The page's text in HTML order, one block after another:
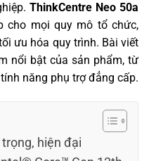
ThinkCentre Neo 50a
cho mọi quy mô tổ chức,
ưu hóa quy trình. Bài viết
nổi bật của sản phẩm, từ
năng phụ trợ đẳng cấp.
hiện đại